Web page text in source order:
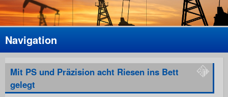
Navigation
Mit PS und Präzision acht Riesen ins Bett
gelegt